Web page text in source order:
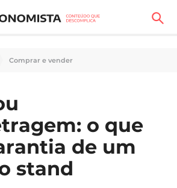
Pessoais
Comprar e vender
o que
de um
stand